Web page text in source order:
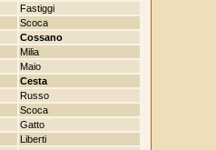
Fastiggi
Scoca
Cossano
Milia
Maio
Cesta
Russo
Scoca
Gatto
Liberti